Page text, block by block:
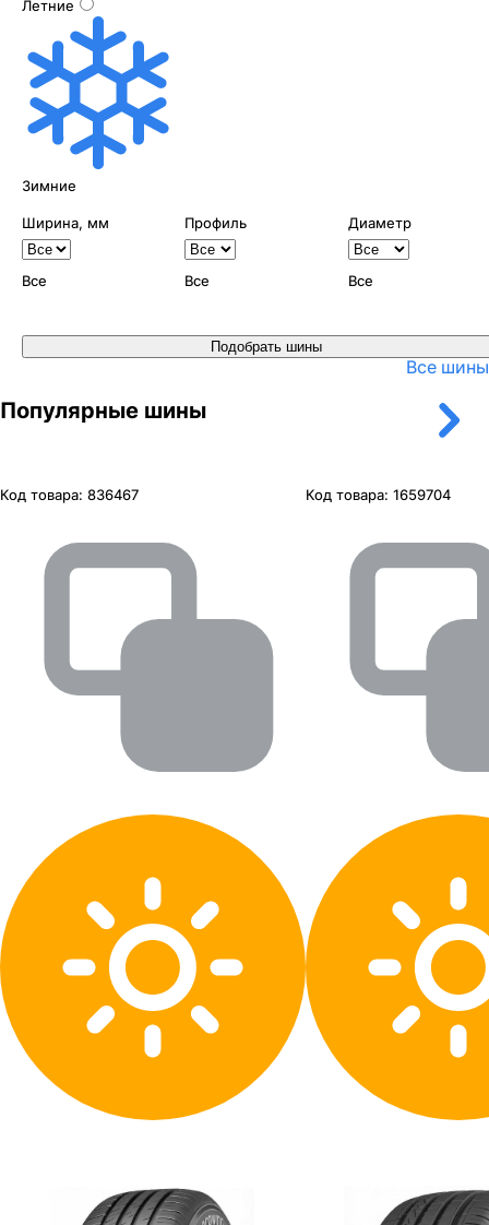
Летние
Зимние
Ширина, мм
Все
Профиль
Все
Диаметр
Все
Подобрать шины
Популярные шины
Все шины
Код товара: 836467 Код товара: 1659704